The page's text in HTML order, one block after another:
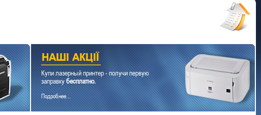
Купи лазерный принтер - получи первую
заправкубесплатно.
Подробнее...